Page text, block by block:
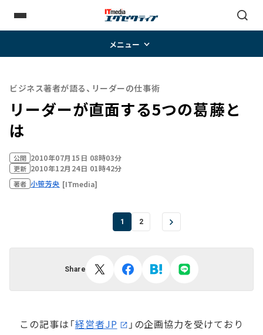
メニュー
ビジネス著者が語る、リーダーの仕事術
リーダーが直面する5つの葛藤と
は
公開 2010年07月15日 08時03分
更新 2010年12月24日 01時42分
著者 小笹芳央 [ITmedia]
1 2
Share
この記事は「経営者JP
」の企画協力を受けており